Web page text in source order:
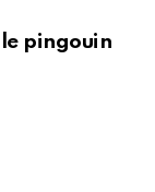
le pingouin